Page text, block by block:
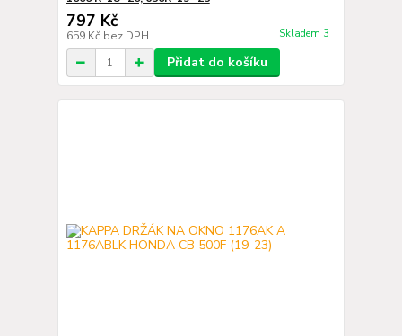
797 Kč
659 Kč bez DPH Skladem 3
Přidat do košíku